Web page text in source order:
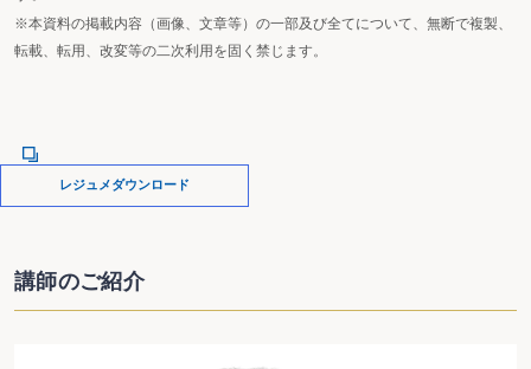
※本資料の掲載内容（画像、文章等）の一部及び全てについて、無断で複製、
転載、転用、改変等の二次利用を固く禁じます。
レジュメダウンロード
講師のご紹介